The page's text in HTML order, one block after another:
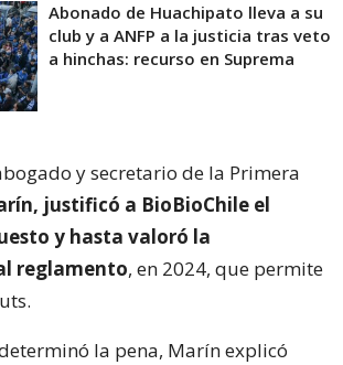
Abonado de Huachipato lleva a su
club y a ANFP a la justicia tras veto
a hinchas: recurso en Suprema
y secretario de la Primera
justificó a BioBioChile el
y hasta valoró la
reglamento, en 2024, que permite
la pena, Marín explicó